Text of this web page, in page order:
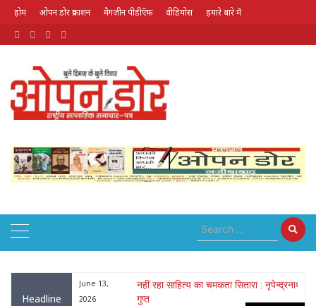
होम ओपन डोर प्रकाशन मैगज़ीन पीडीऍफ़ वीडियोस हमारे बारे में
Headline
June 13,
2026
नहीं रहा साहित्य का चमकता सितारा : नृपेन्द्रनाथ
गुप्त